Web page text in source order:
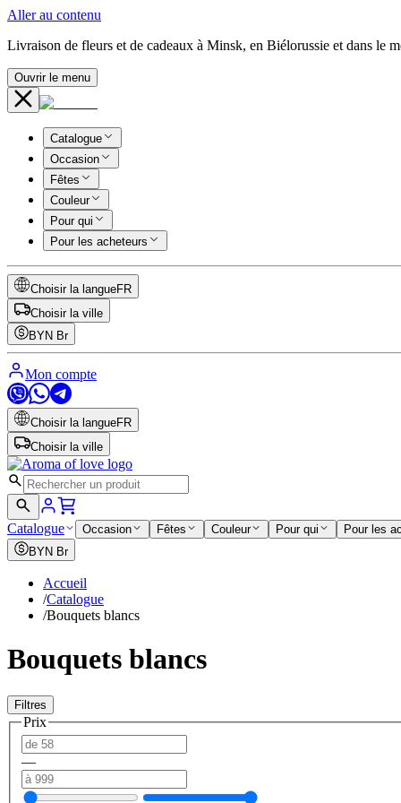
Aller au contenu
Livraison de fleurs et de cadeaux à Minsk, en Biélorussie et dans le
Ouvrir le menu
Catalogue
Occasion
Fêtes
Couleur
Pour qui
Pour les acheteurs
Choisir la langueFR
Choisir la ville
BYN Br
Mon compte
Choisir la langueFR
Choisir la ville
Catalogue Occasion Fêtes Couleur Pour qui
Pour les
BYN Br
Accueil
/Catalogue
/Bouquets blancs
Bouquets blancs
Filtres
Prix
—